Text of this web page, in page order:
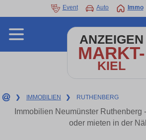
Event Auto Immo
ANZEIGEN
MARKT-
KIEL
❯ IMMOBILIEN ❯ RUTHENBERG
Immobilien Neumünster Ruthenberg
oder mieten in der